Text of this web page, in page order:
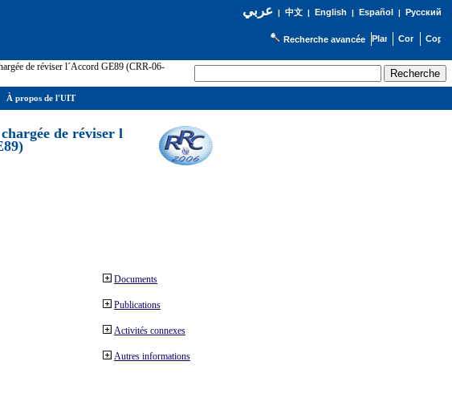
عربي| 中文| English | Español | Русский
Recherche avancée
de réviser l´Accord GE89 (CRR-06-
de réviser l
Documents
Publications
Activités connexes
Autres informations
À propos de l'UIT